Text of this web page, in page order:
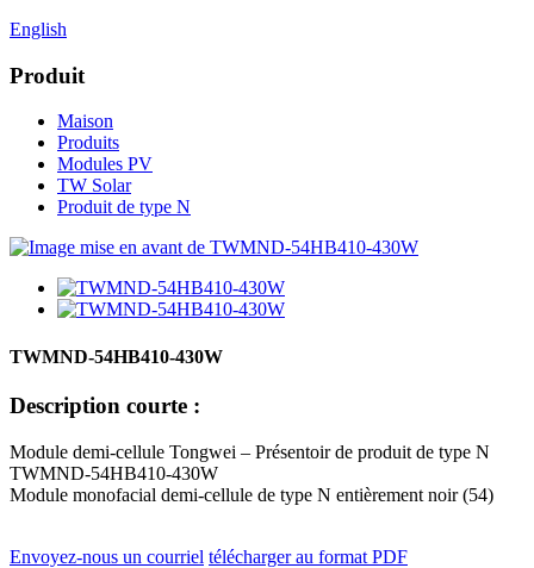
English
Produit
Maison
Produits
Modules PV
TW Solar
Produit de type N
TWMND-54HB410-430W
Description courte :
Module demi-cellule Tongwei – Présentoir de produit de type N
TWMND-54HB410-430W
Module monofacial demi-cellule de type N entièrement noir (54)
Envoyez-nous un courriel télécharger au format PDF